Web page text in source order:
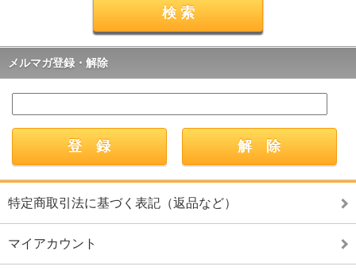
メルマガ登録・解除
特定商取引法に基づく表記（返品など）
マイアカウント